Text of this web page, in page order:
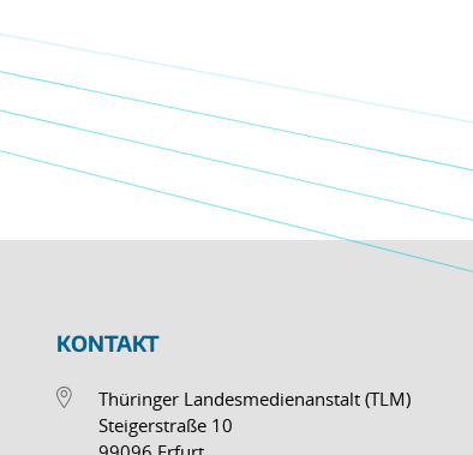
KONTAKT
Thüringer Landesmedienanstalt (TLM)
Steigerstraße 10